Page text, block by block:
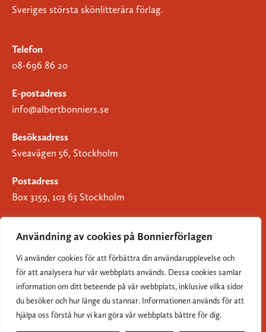
Användning av cookies på Bonnierförlagen
Vi använder cookies för att förbättra din användarupplevelse och
för att analysera hur vår webbplats används. Dessa cookies samlar
information om ditt beteende på vår webbplats, inklusive vilka sidor
du besöker och hur länge du stannar. Informationen används för att
hjälpa oss förstå hur vi kan göra vår webbplats bättre för dig.
Sveriges största skönlitterära förlag.
Telefon
08-696 86 20
E-postadress
info@albertbonniers.se
Besöksadress
Sveavägen 56, Stockholm
Postadress
Box 3159, 103 63 Stockholm
Om Bonnierförlagen
Cookies
Integritetspolicy